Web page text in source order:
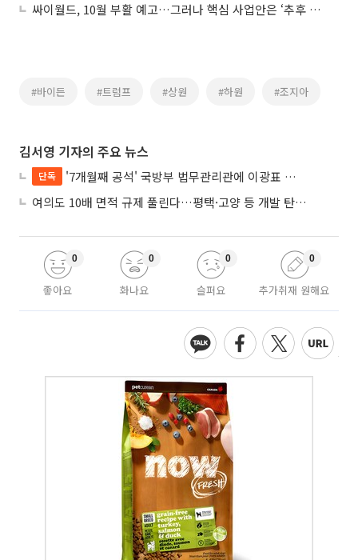
싸이월드, 10월 부활 예고…그러나 핵심 사업안은 ‘추후 공개’
#바이든 #트럼프 #상원 #하원 #조지아
김서영 기자의 주요 뉴스
단독
'7개월째 공석' 국방부 법무관리관에 이광표 변호사 내정
여의도 10배 면적 규제 풀린다…평택·고양 등 개발 탄력 기대
좋아요
0
화나요
0
슬퍼요
0
추가취재 원해요
0